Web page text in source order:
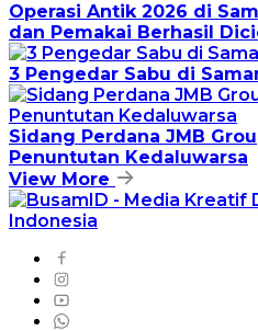
Operasi Antik 2026 di
dan Pemakai Berhasil
3 Pengedar Sabu di
Sidang Perdana JMB
Penuntutan Kedaluwarsa
View More